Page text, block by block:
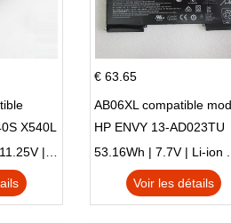
X540L
€ 63.65
AB06XL compatible
HP ENVY 13-AD023TU
HSTNN-DB8C 921438-
TPN-I128
53.16Wh | 7.7V | Li-ion ...
Voir les détails